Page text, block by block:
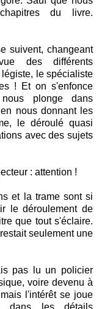
du livre.
suivent, changeant
des différents
le spécialiste
! Et on s'enfonce
nous plonge dans
nous donnant les
le déroulé quasi
avec des sujets
: attention !
et la trame sont si
le déroulement de
que tout s'éclaire.
seulement une
pas lu un policier
voire devenu à
l'intérêt se joue
dans les détails